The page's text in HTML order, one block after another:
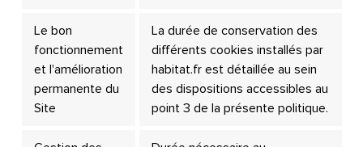
Le bon
fonctionnement
et l'amélioration
permanente du
Site
La durée de conservation des
différents cookies installés par
habitat.fr est détaillée au sein
des dispositions accessibles au
point 3 de la présente politique.